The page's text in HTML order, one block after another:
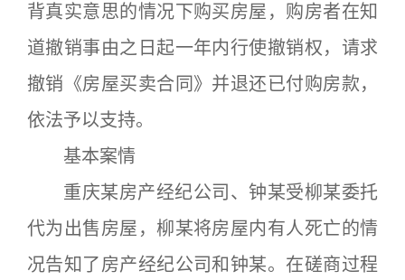
背真实意思的情况下购买房屋，购房者在知
道撤销事由之日起一年内行使撤销权，请求
撤销《房屋买卖合同》并退还已付购房款，
依法予以支持。
基本案情
重庆某房产经纪公司、钟某受柳某委托
代为出售房屋，柳某将房屋内有人死亡的情
况告知了房产经纪公司和钟某。在磋商过程